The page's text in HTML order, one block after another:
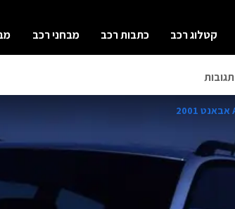
קטלוג רכב כתבות רכב מבחני רכב
תגובות